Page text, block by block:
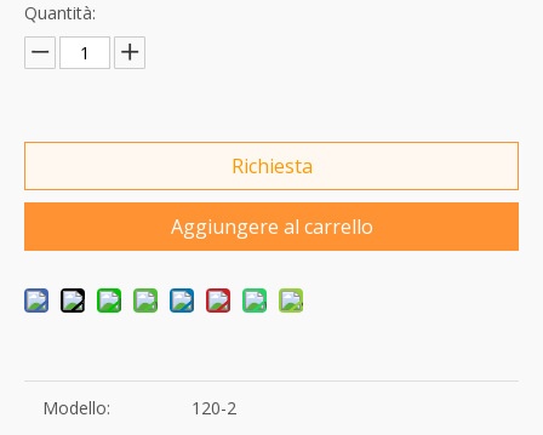
Quantità:
Richiesta
Aggiungere al carrello
Modello:
120-2